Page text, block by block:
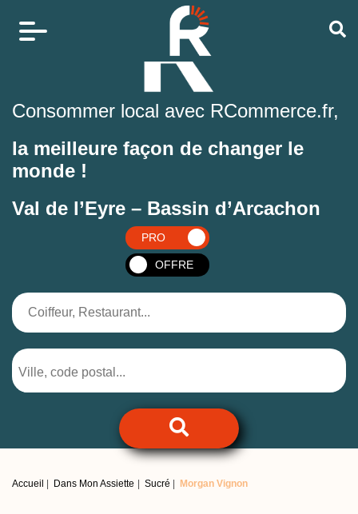
Consommer local avec RCommerce.fr,
la meilleure façon de changer le
monde !
Val de l’Eyre – Bassin d’Arcachon
PRO
OFFRE
Accueil Dans Mon Assiette Sucré Morgan Vignon